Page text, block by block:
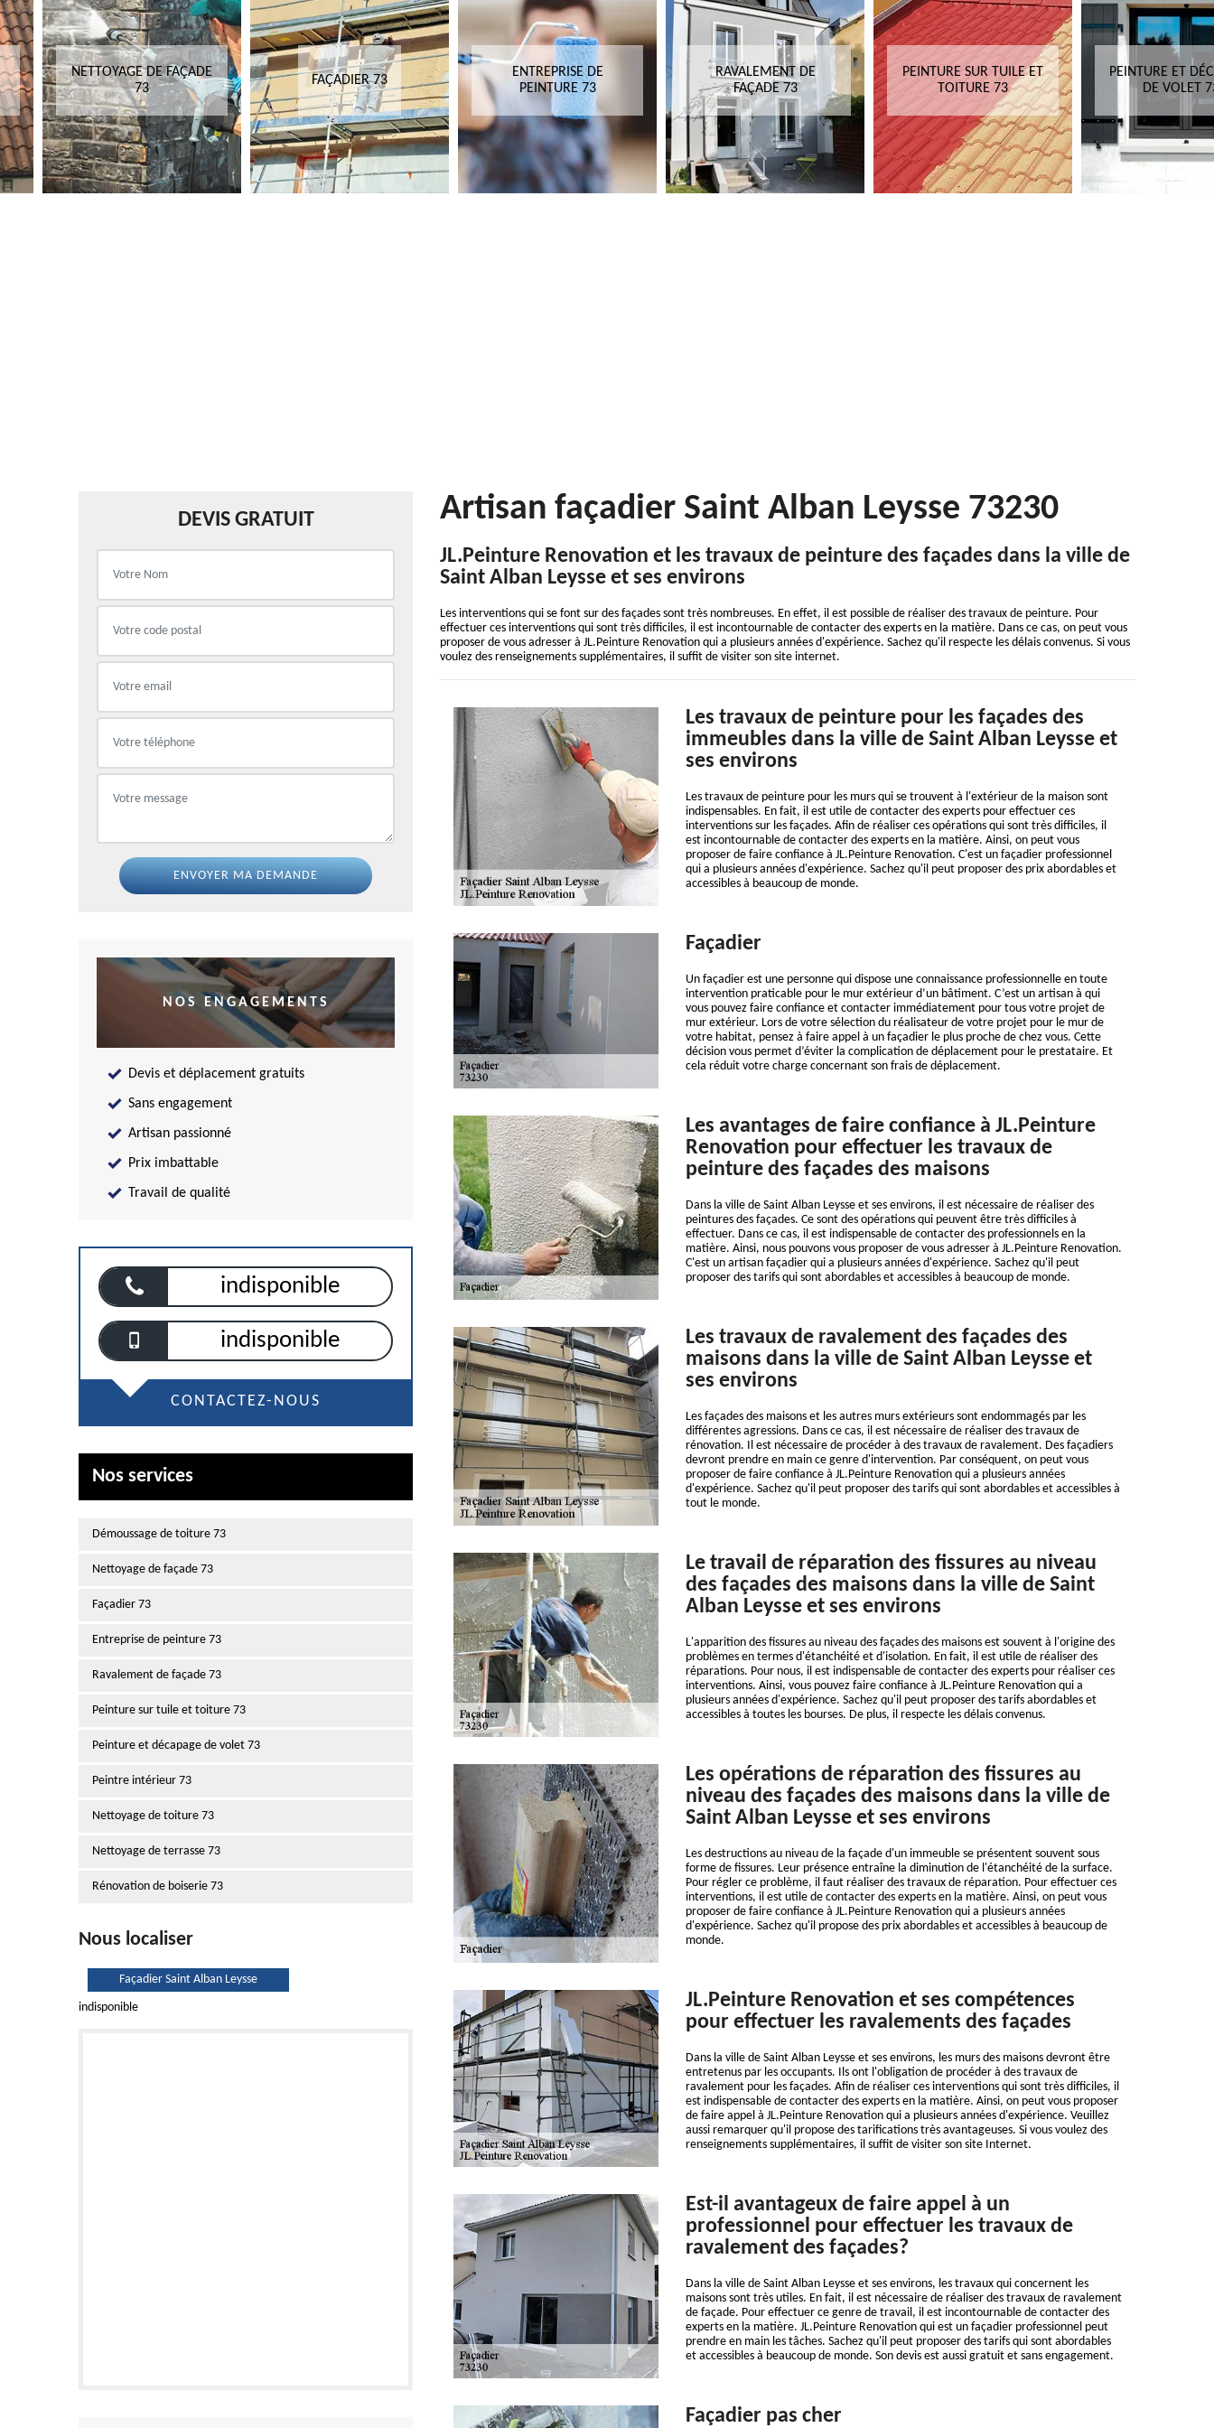
NETTOYAGE DE FAÇADE
73
FAÇADIER 73
ENTREPRISE DE
PEINTURE 73
RAVALEMENT DE
FAÇADE 73
PEINTURE SUR TUILE ET
TOITURE 73
PEINTURE ET
DE VOLET
DEVIS GRATUIT
NOS ENGAGEMENTS
Devis et déplacement gratuits
Sans engagement
Artisan passionné
Prix imbattable
Travail de qualité
indisponible
indisponible
CONTACTEZ-NOUS
Nos services
Démoussage de toiture 73
Nettoyage de façade 73
Façadier 73
Entreprise de peinture 73
Ravalement de façade 73
Peinture sur tuile et toiture 73
Peinture et décapage de volet 73
Peintre intérieur 73
Nettoyage de toiture 73
Nettoyage de terrasse 73
Rénovation de boiserie 73
Nous localiser
Façadier Saint Alban Leysse
indisponible
Artisan façadier Saint Alban Leysse 73230
JL.Peinture Renovation et les travaux de peinture des façades dans la ville de
Saint Alban Leysse et ses environs
Les interventions qui se font sur des façades sont très nombreuses. En effet, il est possible de réaliser des travaux de peinture. Pour
effectuer ces interventions qui sont très difficiles, il est incontournable de contacter des experts en la matière. Dans ce cas, on peut vous
proposer de vous adresser à JL.Peinture Renovation qui a plusieurs années d'expérience. Sachez qu'il respecte les délais convenus. Si vous
voulez des renseignements supplémentaires, il suffit de visiter son site internet.
Les travaux de peinture pour les façades des
immeubles dans la ville de Saint Alban Leysse et
ses environs
Les travaux de peinture pour les murs qui se trouvent à l'extérieur de la maison sont
indispensables. En fait, il est utile de contacter des experts pour effectuer ces
interventions sur les façades. Afin de réaliser ces opérations qui sont très difficiles, il
est incontournable de contacter des experts en la matière. Ainsi, on peut vous
proposer de faire confiance à JL.Peinture Renovation. C'est un façadier professionnel
qui a plusieurs années d'expérience. Sachez qu'il peut proposer des prix abordables et
accessibles à beaucoup de monde.
Façadier
Un façadier est une personne qui dispose une connaissance professionnelle en toute
intervention praticable pour le mur extérieur d’un bâtiment. C’est un artisan à qui
vous pouvez faire confiance et contacter immédiatement pour tous votre projet de
mur extérieur. Lors de votre sélection du réalisateur de votre projet pour le mur de
votre habitat, pensez à faire appel à un façadier le plus proche de chez vous. Cette
décision vous permet d’éviter la complication de déplacement pour le prestataire. Et
cela réduit votre charge concernant son frais de déplacement.
Les avantages de faire confiance à JL.Peinture
Renovation pour effectuer les travaux de
peinture des façades des maisons
Dans la ville de Saint Alban Leysse et ses environs, il est nécessaire de réaliser des
peintures des façades. Ce sont des opérations qui peuvent être très difficiles à
effectuer. Dans ce cas, il est indispensable de contacter des professionnels en la
matière. Ainsi, nous pouvons vous proposer de vous adresser à JL.Peinture Renovation.
C'est un artisan façadier qui a plusieurs années d'expérience. Sachez qu'il peut
proposer des tarifs qui sont abordables et accessibles à beaucoup de monde.
Les travaux de ravalement des façades des
maisons dans la ville de Saint Alban Leysse et
ses environs
Les façades des maisons et les autres murs extérieurs sont endommagés par les
différentes agressions. Dans ce cas, il est nécessaire de réaliser des travaux de
rénovation. Il est nécessaire de procéder à des travaux de ravalement. Des façadiers
devront prendre en main ce genre d'intervention. Par conséquent, on peut vous
proposer de faire confiance à JL.Peinture Renovation qui a plusieurs années
d'expérience. Sachez qu'il peut proposer des tarifs qui sont abordables et accessibles à
tout le monde.
Le travail de réparation des fissures au niveau
des façades des maisons dans la ville de Saint
Alban Leysse et ses environs
L'apparition des fissures au niveau des façades des maisons est souvent à l'origine des
problèmes en termes d'étanchéité et d'isolation. En fait, il est utile de réaliser des
réparations. Pour nous, il est indispensable de contacter des experts pour réaliser ces
interventions. Ainsi, vous pouvez faire confiance à JL.Peinture Renovation qui a
plusieurs années d'expérience. Sachez qu'il peut proposer des tarifs abordables et
accessibles à toutes les bourses. De plus, il respecte les délais convenus.
Les opérations de réparation des fissures au
niveau des façades des maisons dans la ville de
Saint Alban Leysse et ses environs
Les destructions au niveau de la façade d'un immeuble se présentent souvent sous
forme de fissures. Leur présence entraîne la diminution de l'étanchéité de la surface.
Pour régler ce problème, il faut réaliser des travaux de réparation. Pour effectuer ces
interventions, il est utile de contacter des experts en la matière. Ainsi, on peut vous
proposer de faire confiance à JL.Peinture Renovation qui a plusieurs années
d'expérience. Sachez qu'il propose des prix abordables et accessibles à beaucoup de
monde.
JL.Peinture Renovation et ses compétences
pour effectuer les ravalements des façades
Dans la ville de Saint Alban Leysse et ses environs, les murs des maisons devront être
entretenus par les occupants. Ils ont l'obligation de procéder à des travaux de
ravalement pour les façades. Afin de réaliser ces interventions qui sont très difficiles, il
est indispensable de contacter des experts en la matière. Ainsi, on peut vous proposer
de faire appel à JL.Peinture Renovation qui a plusieurs années d'expérience. Veuillez
aussi remarquer qu'il propose des tarifications très avantageuses. Si vous voulez des
renseignements supplémentaires, il suffit de visiter son site Internet.
Est-il avantageux de faire appel à un
professionnel pour effectuer les travaux de
ravalement des façades?
Dans la ville de Saint Alban Leysse et ses environs, les travaux qui concernent les
maisons sont très utiles. En fait, il est nécessaire de réaliser des travaux de ravalement
de façade. Pour effectuer ce genre de travail, il est incontournable de contacter des
experts en la matière. JL.Peinture Renovation qui est un façadier professionnel peut
prendre en main les tâches. Sachez qu'il peut proposer des tarifs qui sont abordables
et accessibles à beaucoup de monde. Son devis est aussi gratuit et sans engagement.
Façadier pas cher